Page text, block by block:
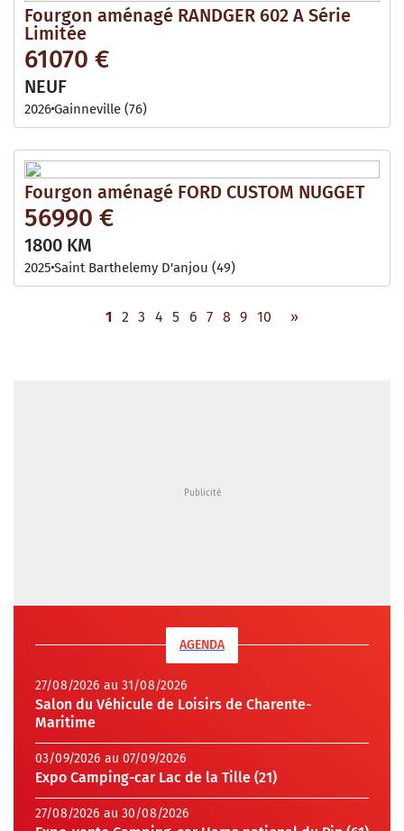
Fourgon aménagé RANDGER 602 A Série
Limitée
61070 €
NEUF
2026Gainneville (76)
Fourgon aménagé FORD CUSTOM NUGGET
56990 €
1800 KM
2025 Saint Barthelemy D'anjou (49)
1 2 3 4 5 6 7 8 9 10 »
AGENDA
27/08/2026 au 31/08/2026
Salon du Véhicule de Loisirs de Charente-
Maritime
03/09/2026 au 07/09/2026
Expo Camping-car Lac de la Tille (21)
27/08/2026 au 30/08/2026